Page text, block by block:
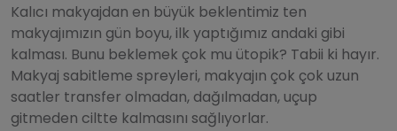
Kalıcı makyajdan en büyük beklentimiz ten
makyajımızın gün boyu, ilk yaptığımız andaki gibi
kalması. Bunu beklemek çok mu ütopik? Tabii ki hayır.
Makyaj sabitleme spreyleri, makyajın çok çok uzun
saatler transfer olmadan, dağılmadan, uçup
gitmeden ciltte kalmasını sağlıyorlar.